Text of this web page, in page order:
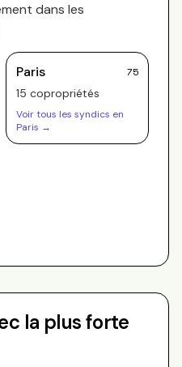
dans les
Paris 75
15 copropriétés
Voir tous les syndics en
Paris →
la plus forte